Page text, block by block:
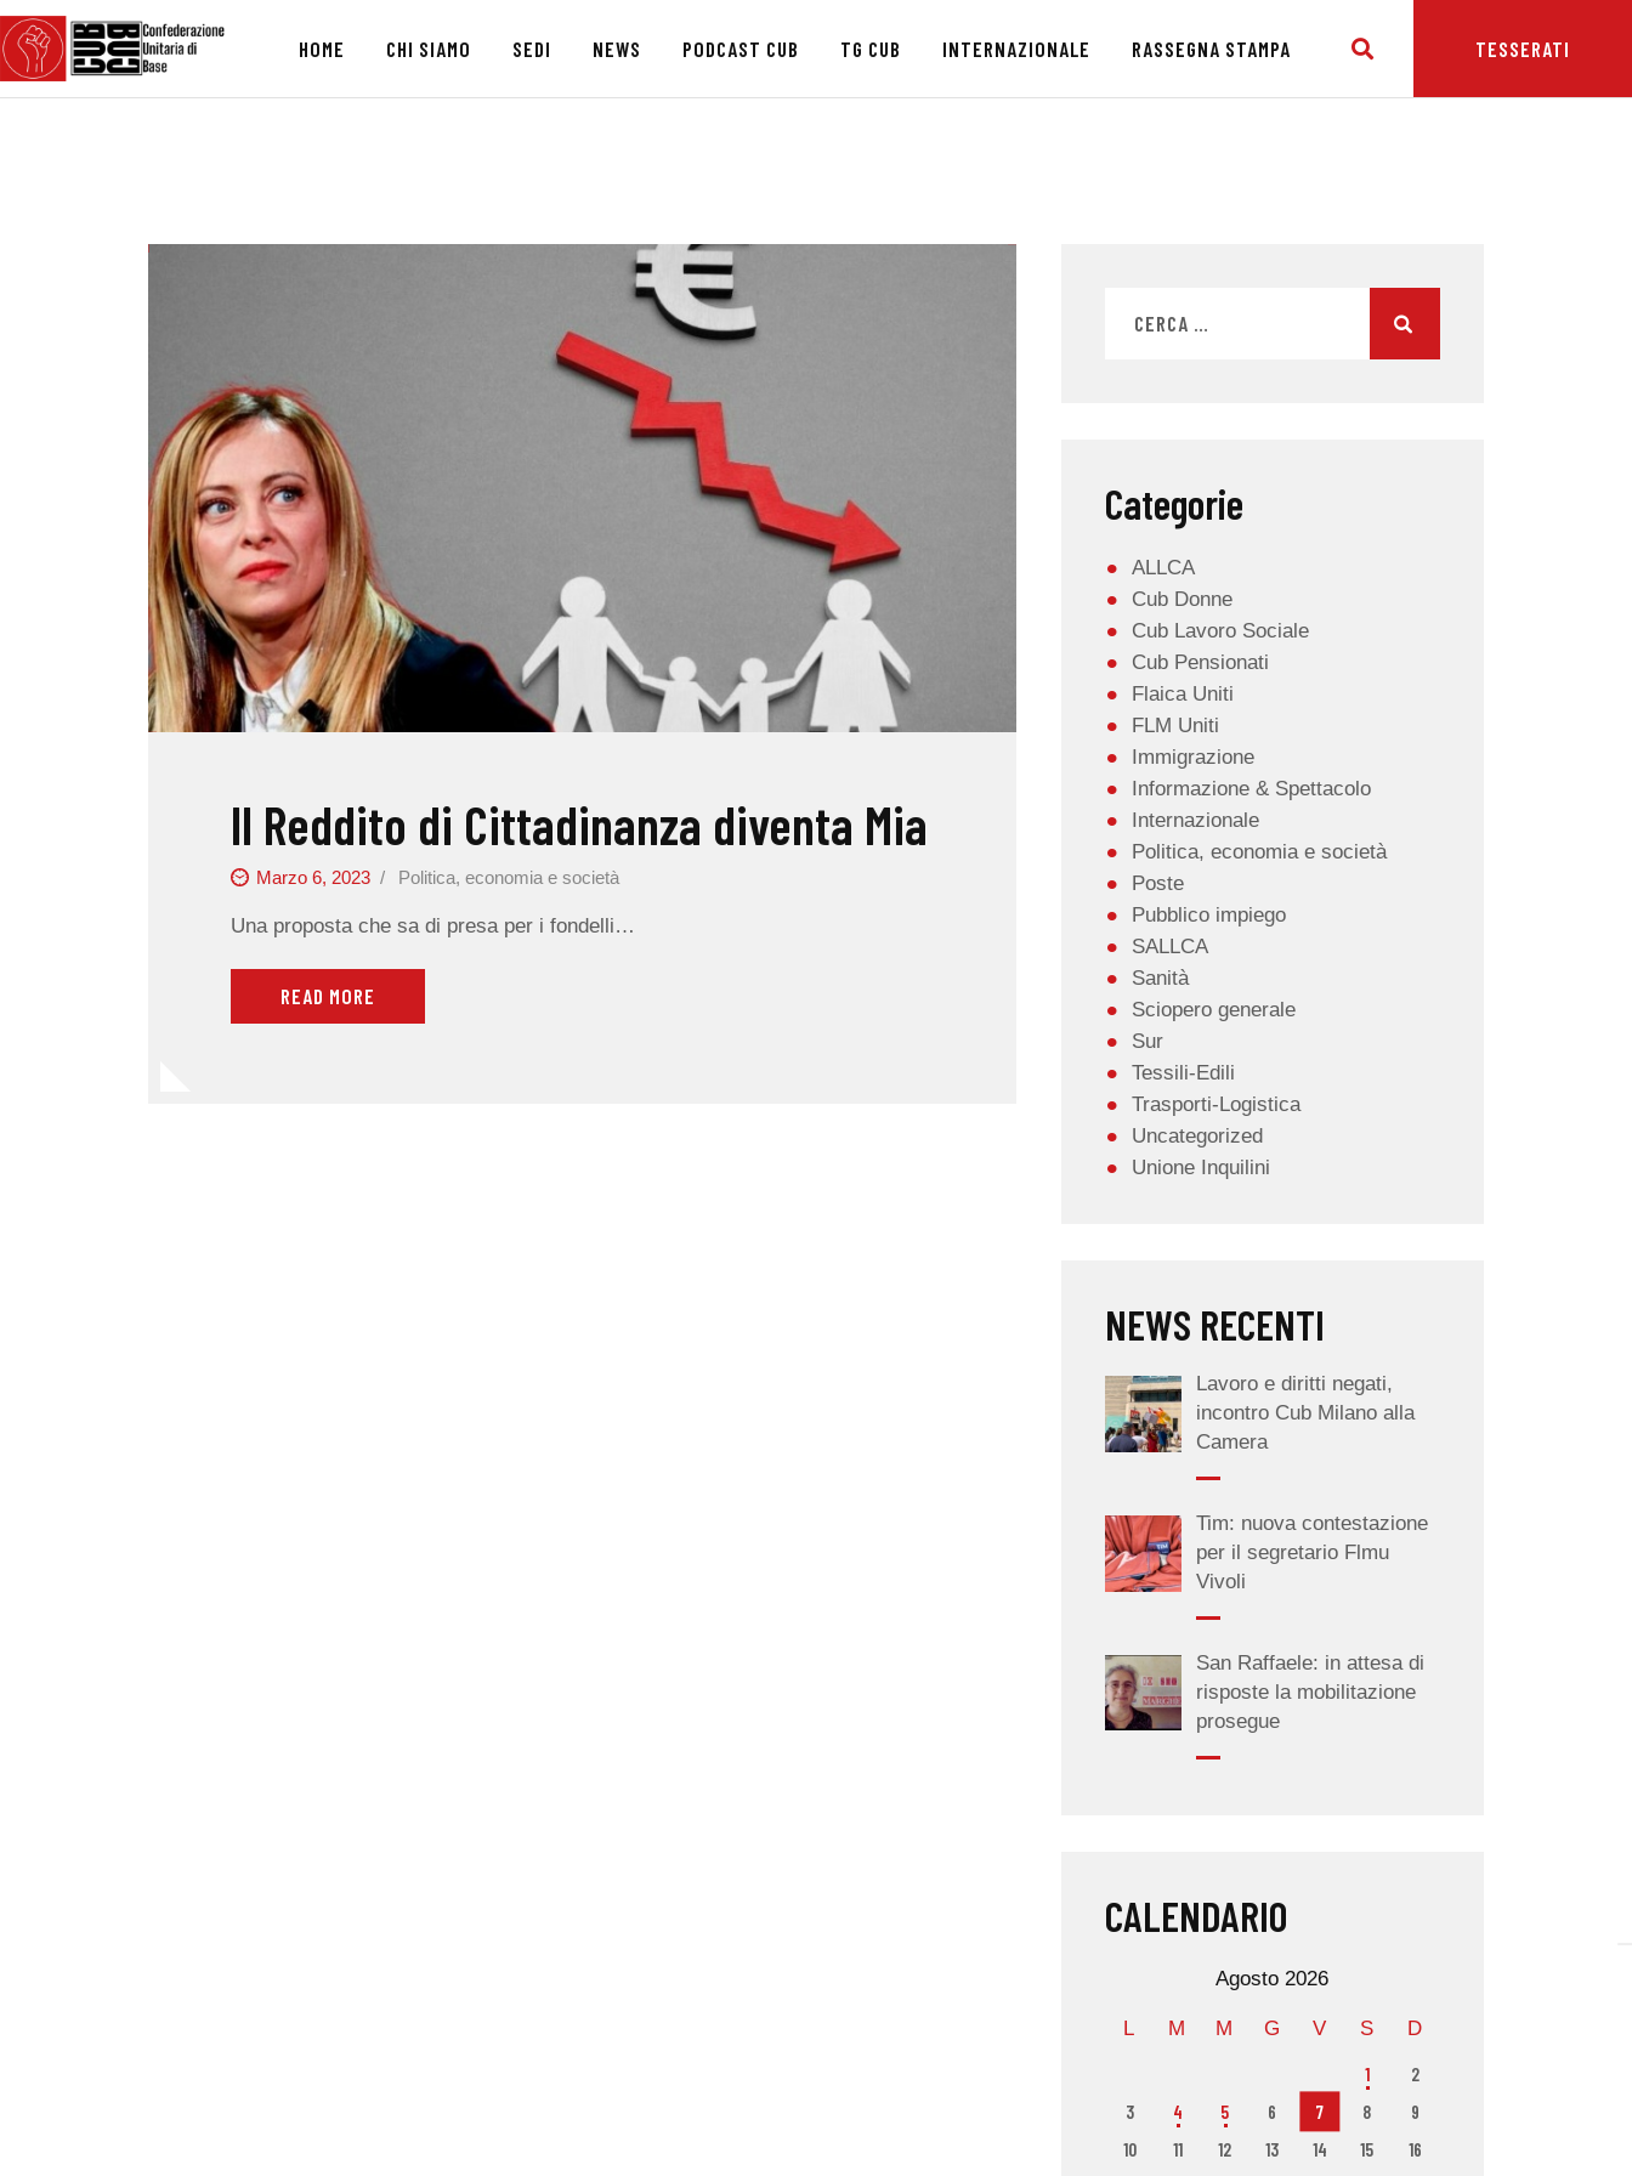
HOME CHI SIAMO SEDI NEWS PODCAST CUB TG CUB INTERNAZIONALE RASSEGNA STAMPA TESSERATI
HOME
CHI SIAMO
NEWS
PODCAST CUB
TG CUB
INTERNAZIONALE
RASSEGNA STAMPA
Il Reddito di Cittadinanza diventa Mia
Marzo 6, 2023 Politica, economia e società
Una proposta che sa di presa per i fondelli…
READ MORE
Categorie
ALLCA
Cub Donne
Cub Lavoro Sociale
Cub Pensionati
Flaica Uniti
FLM Uniti
Immigrazione
Informazione & Spettacolo
Internazionale
Politica, economia e società
Poste
Pubblico impiego
SALLCA
Sanità
Sciopero generale
Sur
Tessili-Edili
Trasporti-Logistica
Uncategorized
Unione Inquilini
NEWS RECENTI
Lavoro e diritti negati,
incontro Cub Milano alla
Camera
Tim: nuova contestazione
per il segretario Flmu
Vivoli
San Raffaele: in attesa di
risposte la mobilitazione
prosegue
CALENDARIO
Agosto 2026
L M M G V S D
1
2
3
4 5 6 7 8
9
10
11 12 13 14 15
16